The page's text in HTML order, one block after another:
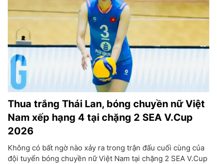
Thua trắng Thái Lan, bóng chuyền nữ Việt
Nam xếp hạng 4 tại chặng 2 SEA V.Cup
2026
Không có bất ngờ nào xảy ra trong trận đấu cuối cùng của
đội tuyển bóng chuyền nữ Việt Nam tại chặng 2 SEA V.Cup